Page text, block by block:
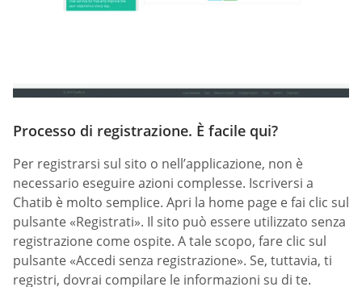
Processo di registrazione. È facile qui?
Per registrarsi sul sito o nell’applicazione, non è
necessario eseguire azioni complesse. Iscriversi a
Chatib è molto semplice. Apri la home page e fai clic sul
pulsante «Registrati». Il sito può essere utilizzato senza
registrazione come ospite. A tale scopo, fare clic sul
pulsante «Accedi senza registrazione». Se, tuttavia, ti
registri, dovrai compilare le informazioni su di te.